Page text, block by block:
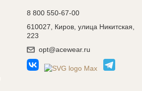
8 800 550-67-00
610027, Киров, улица Никитская,
223
opt@acewear.ru